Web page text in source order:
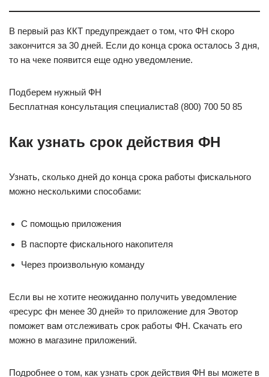
В первый раз ККТ предупреждает о том, что ФН скоро
закончится за 30 дней. Если до конца срока осталось 3 дня,
то на чеке появится еще одно уведомление.
Подберем нужный ФН
Бесплатная консультация специалиста8 (800) 700 50 85
Как узнать срок действия ФН
Узнать, сколько дней до конца срока работы фискального
можно несколькими способами:
С помощью приложения
В паспорте фискального накопителя
Через произвольную команду
Если вы не хотите неожиданно получить уведомление
«ресурс фн менее 30 дней» то приложение для Эвотор
поможет вам отслеживать срок работы ФН. Скачать его
можно в магазине приложений.
Подробнее о том, как узнать срок действия ФН вы можете в